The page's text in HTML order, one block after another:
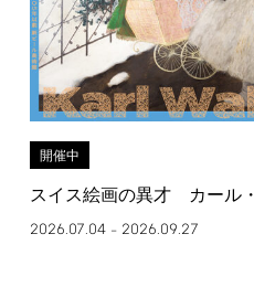
開催中
スイス絵画の異才 カール
2026.07.04– 2026.09.27